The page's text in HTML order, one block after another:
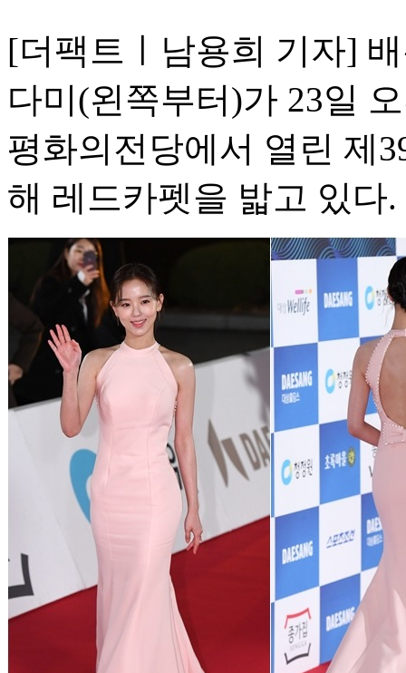
[더팩트ㅣ남용희 기자]
다미(왼쪽부터)가 23일
평화의전당에서 열린 제
해 레드카펫을 밟고 있다.